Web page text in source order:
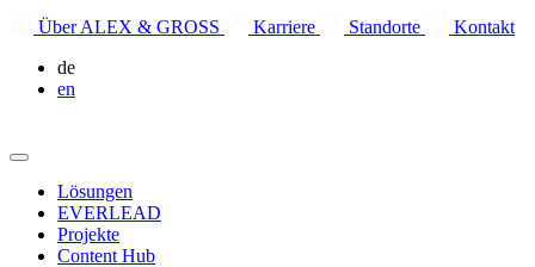
Über ALEX & GROSS Karriere Standorte
Kontakt
de
en
Lösungen
EVERLEAD
Projekte
Content Hub